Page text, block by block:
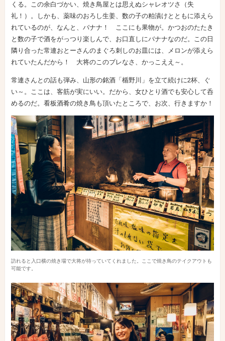
くる。この余白づかい、焼き鳥屋とは思えぬシャレオツさ（失
礼！）。しかも、薬味のおろし生姜、数の子の粕漬けとともに添えら
れているのが、なんと、バナナ！ ここにも果物が。かつおのたたき
と数の子で酒をがっつり楽しんで、お口直しにバナナなのだ。この日
隣り合った常連おとーさんのまぐろ刺しのお皿には、メロンが添えら
れていたんだから！ 大将のこのブレなさ、かっこええ～。
常連さんとの話も弾み、山形の銘酒「楯野川」を立て続けに2杯、ぐ
い～。ここは、客筋が実にいい。だから、女ひとり酒でも安心して呑
めるのだ。看板酒肴の焼き鳥も頂いたところで、お次、行きますか！
訪れると入口横の焼き場で大将が待っていてくれました。ここで焼き鳥のテイクアウトも
可能です。